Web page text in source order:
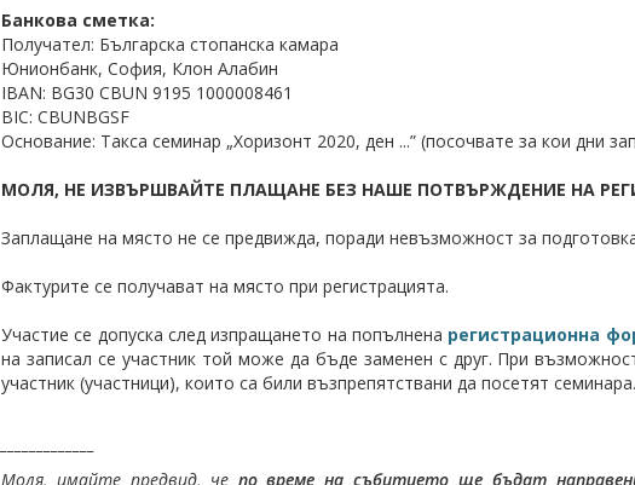
Банкова сметка:
Получател: Българска стопанска камара
Юнионбанк, София, Клон Алабин
IBAN: BG30 CBUN 9195 1000008461
BIC: CBUNBGSF
Основание: Такса семинар „Хоризонт 2020, ден ...” (посочвате за кои дни
МОЛЯ, НЕ ИЗВЪРШВАЙТЕ ПЛАЩАНЕ БЕЗ НАШЕ ПОТВЪРЖДЕНИЕ НА
Заплащане на място не се предвижда, поради невъзможност за
Фактурите се получават на място при регистрацията.
Участие се допуска след изпращането на попълнена регистрационна
на записал се участник той може да бъде заменен с друг. При
участник (участници), които са били възпрепятствани да посетят семинара.
Моля, имайте предвид, че по време на събитието ще бъдат